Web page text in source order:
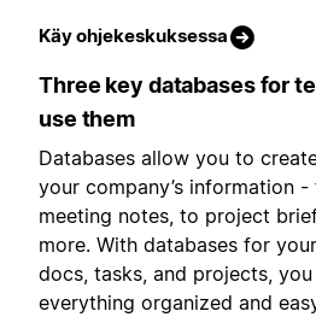
Käy ohjekeskuksessa
Three key databases for
use them
Databases allow you to
your company’s information
meeting notes, to project
more. With databases for
docs, tasks, and projects,
everything organized and